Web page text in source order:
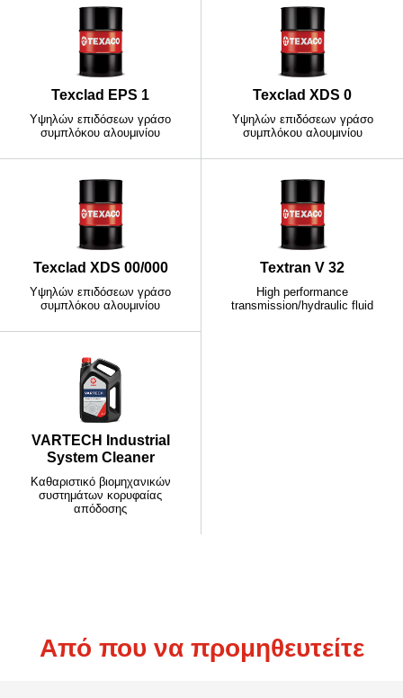
Texclad EPS 1
Υψηλών επιδόσεων γράσο
συμπλόκου αλουμινίου
Texclad XDS 0
Υψηλών επιδόσεων γράσο
συμπλόκου αλουμινίου
Texclad XDS 00/000
Υψηλών επιδόσεων γράσο
συμπλόκου αλουμινίου
Textran V 32
High performance
transmission/hydraulic fluid
VARTECH Industrial
System Cleaner
Καθαριστικό βιομηχανικών
συστημάτων κορυφαίας
απόδοσης
Από που να προμηθευτείτε